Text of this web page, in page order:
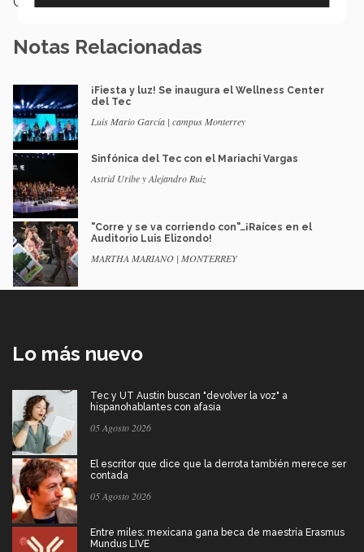
Notas Relacionadas
¡Fiesta y luz! Se inaugura el Wellness Center
del Tec
Luis Mario García | campus Monterrey
Sinfónica del Tec con el Mariachi Vargas
Astrid Uribe y Alejandro Ruiz
"Corre y se va corriendo con"…¡Raíces en el
Auditorio Luis Elizondo!
MARTHA MARIANO | MONTERREY
Lo más nuevo
Tec y UT Austin buscan "devolver la voz" a
hispanohablantes con afasia
05 Agosto 2026
El escritor que dice que la derrota también merece ser
contada
05 Agosto 2026
Entre miles: mexicana gana beca de maestría Erasmus
Mundus LIVE